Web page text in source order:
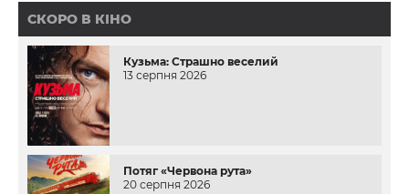
СКОРО В КІНО
Кузьма: Страшно веселий
13 серпня 2026
Потяг «Червона рута»
20 серпня 2026